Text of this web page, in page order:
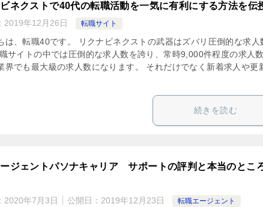
ネクストで40代の転職活動を一気に有利にする方法を伝
2019年12月26日 転職サイト
は、転職40です。 リクナビネクストの武器はズバリ圧倒的な求人
サイトの中では圧倒的な求人数を誇り、常時9,000件程度の求人
界でも最大級の求人数になります。 それだけでなく新着求人や更
続きを読む
ジェントパソナキャリア サポートの評判と本当のとこ
2020年7月3日 公開日： 2019年12月23日 転職エージェント